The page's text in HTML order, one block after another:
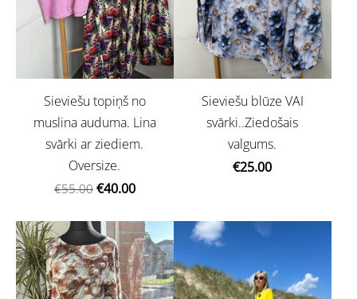
Sieviešu topiņš no
muslina auduma. Lina
svārki ar ziediem.
Oversize.
€55.00 €40.00
Sieviešu blūze VAI
svārki..Ziedošais
valgums.
€25.00